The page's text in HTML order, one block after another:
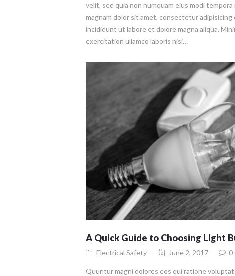
velit, sed quia non numquam eius modi
magnam dolor sit amet, consectetur
incididunt ut labore et dolore magna aliqua.
exercitation ullamco laboris nisi…
A Quick Guide to Choosing Light
Electrical Safety June 2, 2017 0
Quuntur magni dolores eos qui ratione